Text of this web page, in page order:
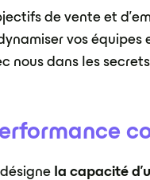
de vente et
vos
nous dans les
la capacité